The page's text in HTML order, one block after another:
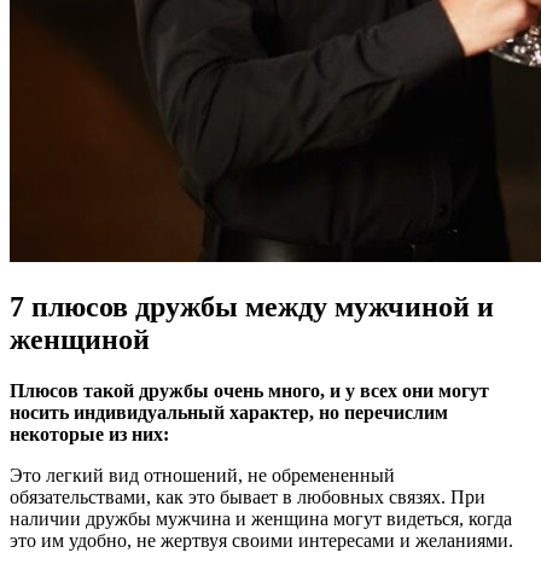
7 плюсов дружбы между мужчиной и
женщиной
Плюсов такой дружбы очень много, и у всех они могут
носить индивидуальный характер, но перечислим
некоторые из них:
Это легкий вид отношений, не обремененный
обязательствами, как это бывает в любовных связях. При
наличии дружбы мужчина и женщина могут видеться, когда
это им удобно, не жертвуя своими интересами и желаниями.